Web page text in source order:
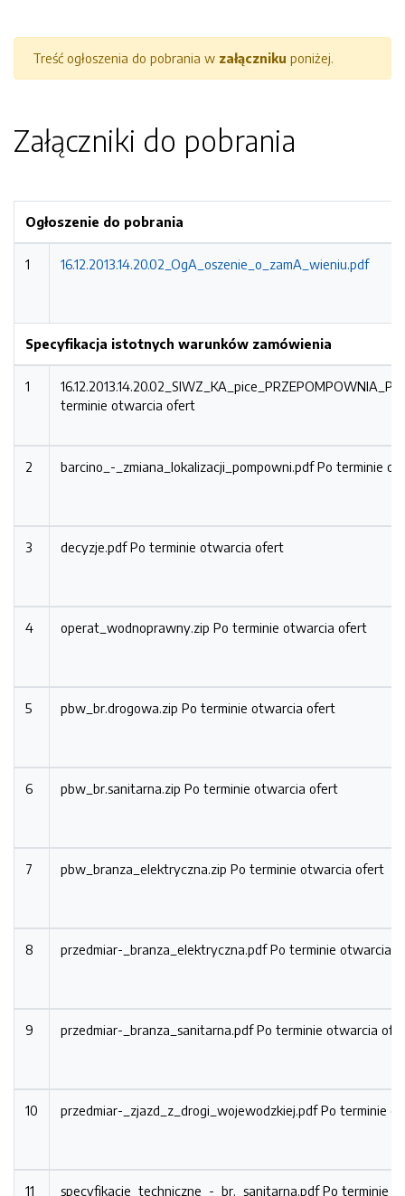
Treść ogłoszenia do pobrania w załączniku poniżej.
Załączniki do pobrania
Ogłoszenie do pobrania
1 16.12.2013.14.20.02_OgA_oszenie_o_zamA_wieniu.pdf
Specyfikacja istotnych warunków zamówienia
1
terminie otwarcia ofert
2 barcino_-_zmiana_lokalizacji_pompowni.pdfPo terminie
3 decyzje.pdfPo terminie otwarcia ofert
4 operat_wodnoprawny.zip Po terminie otwarcia ofert
5 pbw_br.drogowa.zip Po terminie otwarcia ofert
6 pbw_br.sanitarna.zip Po terminie otwarcia ofert
7 pbw_branza_elektryczna.zip Po terminie otwarcia ofert
8 przedmiar-_branza_elektryczna.pdfPo terminie otwarcia
9 przedmiar-_branza_sanitarna.pdfPo terminie otwarcia
10 przedmiar-_zjazd_z_drogi_wojewodzkiej.pdfPo terminie
11 specyfikacje_techniczne_-_br._sanitarna.pdfPo terminie